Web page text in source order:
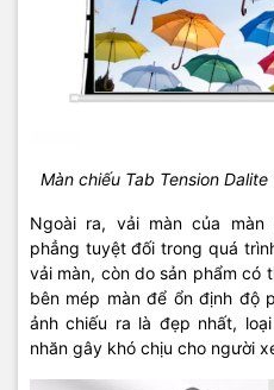
Màn chiếu Tab Tension
Ngoài ra, vải màn của màn
phẳng tuyệt đối trong quá
vải màn, còn do sản phẩm có
bên mép màn để ổn định độ
ảnh chiếu ra là đẹp nhất,
nhăn gây khó chịu cho người